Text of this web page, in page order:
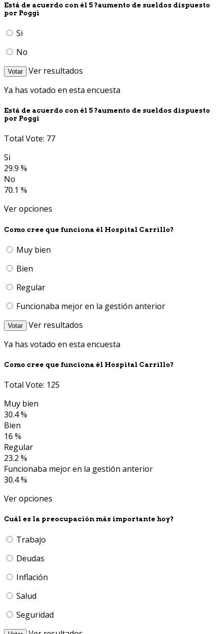
Está de acuerdo con él 5 ?aumento de sueldos dispuesto
por Poggi
Si
No
Votar
Ver resultados
Ya has votado en esta encuesta
Está de acuerdo con él 5 ?aumento de sueldos dispuesto
por Poggi
Total Vote: 77
Si
29.9 %
No
70.1 %
Ver opciones
Como cree que funciona él Hospital Carrillo?
Muy bien
Bien
Regular
Funcionaba mejor en la gestión anterior
Votar
Ver resultados
Ya has votado en esta encuesta
Como cree que funciona él Hospital Carrillo?
Total Vote: 125
Muy bien
30.4 %
Bien
16 %
Regular
23.2 %
Funcionaba mejor en la gestión anterior
30.4 %
Ver opciones
Cuál es la preocupación más importante hoy?
Trabajo
Deudas
Inflación
Salud
Seguridad